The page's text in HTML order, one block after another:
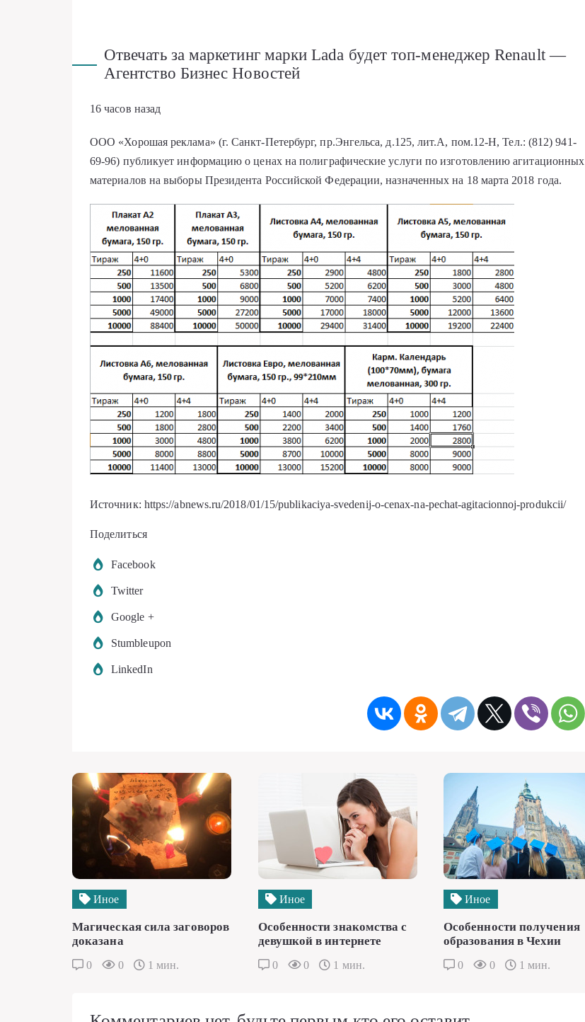
Отвечать за маркетинг марки Lada будет топ-менеджер Renault —
Агентство Бизнес Новостей
16 часов назад
ООО «Хорошая реклама» (г. Санкт-Петербург, пр.Энгельса, д.125, лит.А, пом.12-Н, Тел.: (812) 941-
69-96) публикует информацию о ценах на полиграфические услуги по изготовлению агитационных
материалов на выборы Президента Российской Федерации, назначенных на 18 марта 2018 года.
Источник: https://abnews.ru/2018/01/15/publikaciya-svedenij-o-cenax-na-pechat-agitacionnoj-produkcii/
Поделиться
Facebook
Twitter
Google +
Stumbleupon
LinkedIn
Иное
Магическая сила заговоров
доказана
0 0 1 мин.
Иное
Особенности знакомства с
девушкой в интернете
0 0 1 мин.
Иное
Особенности получения
образования в Чехии
0 0 1 мин.